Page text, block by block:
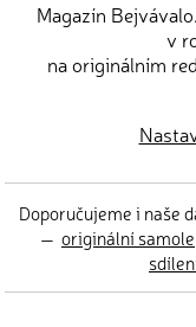
Magazín
v
na originálním
Doporučujeme i naše
— originální